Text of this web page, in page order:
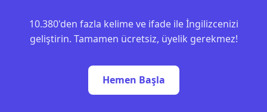
10.380'den fazla kelime ve ifade ile İngilizcenizi
geliştirin. Tamamen ücretsiz, üyelik gerekmez!
Hemen Başla